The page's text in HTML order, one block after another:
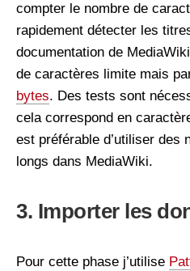
compter le nombre de
rapidement détecter les
documentation de
de caractères limite mais
bytes. Des tests sont
cela correspond en
est préférable d’utiliser des
longs dans MediaWiki.
3. Importer les
Pour cette phase j’utilise